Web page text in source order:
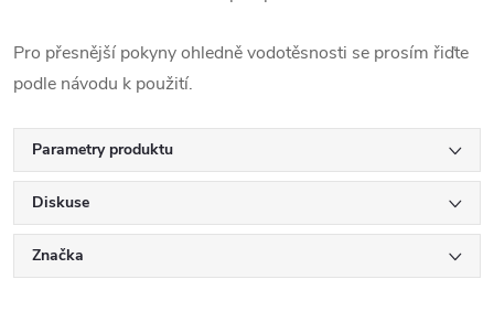
Pro přesnější pokyny ohledně vodotěsnosti se prosím řiďte
podle návodu k použití.
Parametry produktu
Diskuse
Značka